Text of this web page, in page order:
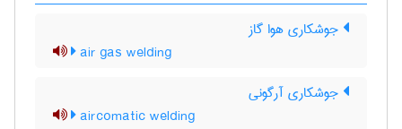
جوشکاری هوا گاز
air gas welding
جوشکاری آرگونی
aircomatic welding